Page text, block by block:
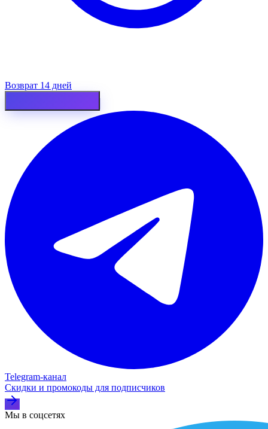
Возврат 14 дней
Telegram‑канал
Скидки и промокоды для подписчиков
Мы в соцсетях